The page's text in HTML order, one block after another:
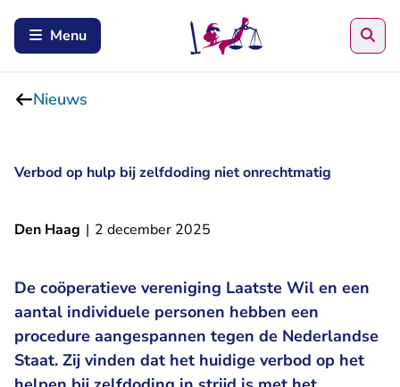
Menu
Nieuws
Verbod op hulp bij zelfdoding niet onrechtmatig
Den Haag | 2 december 2025
De coöperatieve vereniging Laatste Wil en een
aantal individuele personen hebben een
procedure aangespannen tegen de Nederlandse
Staat. Zij vinden dat het huidige verbod op het